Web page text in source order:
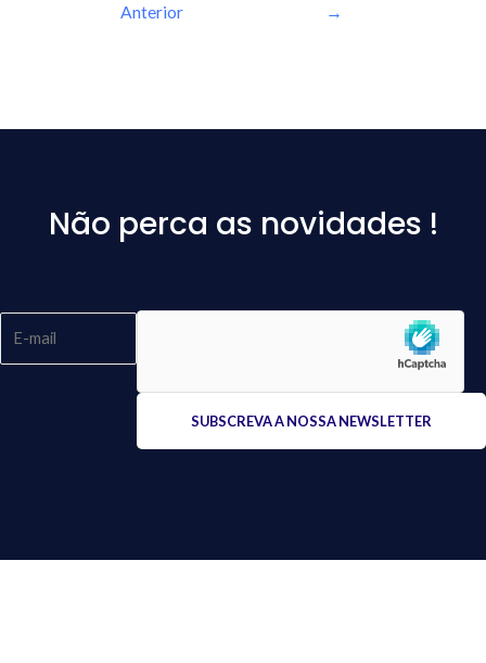
Anterior
→
Não perca as novidades !